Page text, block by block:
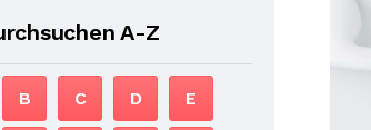
A-Z
B C D E